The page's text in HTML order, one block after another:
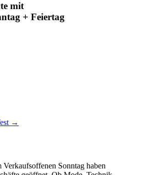
mit
+ Feiertag
→
Sonntag haben